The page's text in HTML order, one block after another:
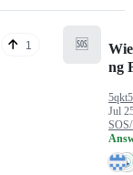
1 🆘
ng
Jul